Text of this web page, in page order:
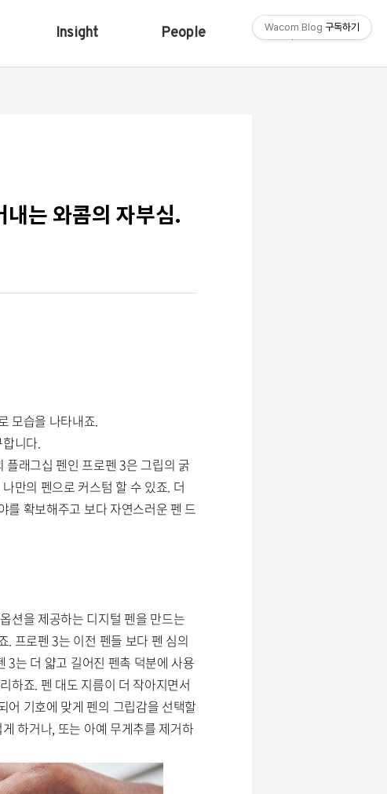
Insight People Shop
는 와콤의 자부심.
모습을 나타내죠.
니다.
래그십 펜인 프로펜 3은 그립의 굵
만의 펜으로 커스텀 할 수 있죠. 더
를 확보해주고 보다 자연스러운 펜 드
션을 제공하는 디지털 펜을 만드는
. 프로펜 3는 이전 펜들 보다 펜 심의
3는 더 얇고 길어진 펜촉 덕분에 사용
하죠. 펜 대도 지름이 더 작아지면서
어 기호에 맞게 펜의 그립감을 선택할
하거나, 또는 아예 무게추를 제거하
Wacom Blog 구독하기